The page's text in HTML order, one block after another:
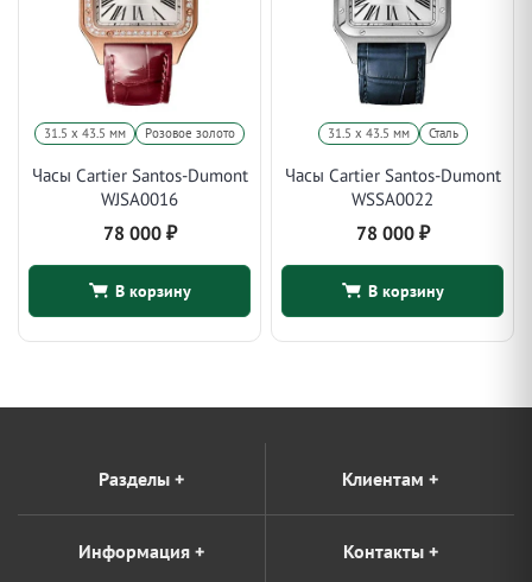
31.5 х 43.5 мм Розовое золото
Часы Cartier Santos-Dumont
WJSA0016
78 000 ₽
В корзину
31.5 х 43.5 мм Сталь
Часы Cartier Santos-Dumont
WSSA0022
78 000 ₽
В корзину
Разделы + Клиентам +
Информация + Контакты+